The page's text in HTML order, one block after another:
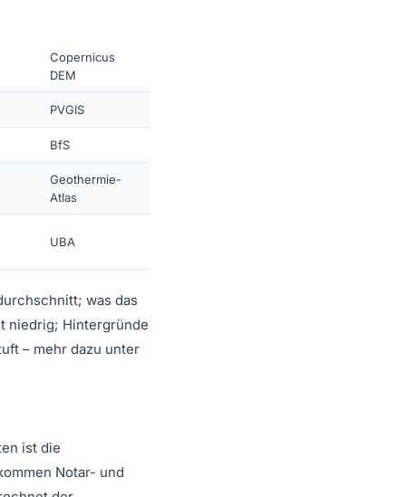
Copernicus
DEM
PVGIS
BfS
Geothermie-
Atlas
UBA
was das
niedrig; Hintergründe
– mehr dazu unter
ist die
Notar- und